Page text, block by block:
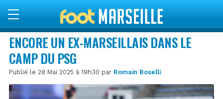
ENCORE UN EX-MARSEILLAIS DANS LE
CAMP DU PSG
Publié le 28 Mai 2025 à 19h30 par Romain Boselli